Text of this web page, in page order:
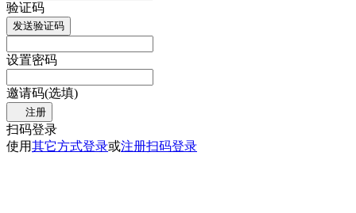
验证码
发送验证码
设置密码
邀请码(选填)
注册
扫码登录
使用其它方式登录或注册扫码登录